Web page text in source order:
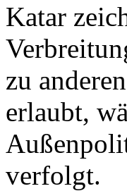
Katar
zu
erlaubt,
verfolgt.